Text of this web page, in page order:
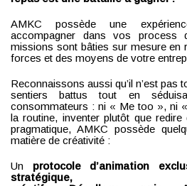
AMKC possède une
accompagner dans vos process
missions sont bâties sur mesure en
forces et des moyens de votre
Reconnaissons aussi qu’il n’est pas
sentiers battus tout en
consommateurs : ni « Me too », ni
la routine, inventer plutôt que
pragmatique, AMKC possède
matière de créativité :
Un protocole d’animation
stratégique,